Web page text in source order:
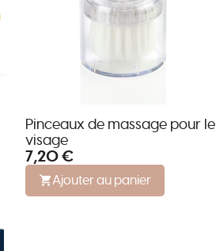
Pinceaux de massage pour le
visage
7,20 €
Ajouter au panier